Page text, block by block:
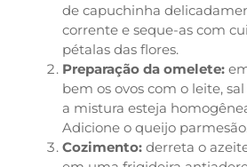
de capuchinha
corrente e seque-as com
pétalas das flores.
Preparação da omelete:
bem os ovos com o leite,
a mistura esteja
Adicione o queijo
Cozimento: derreta o